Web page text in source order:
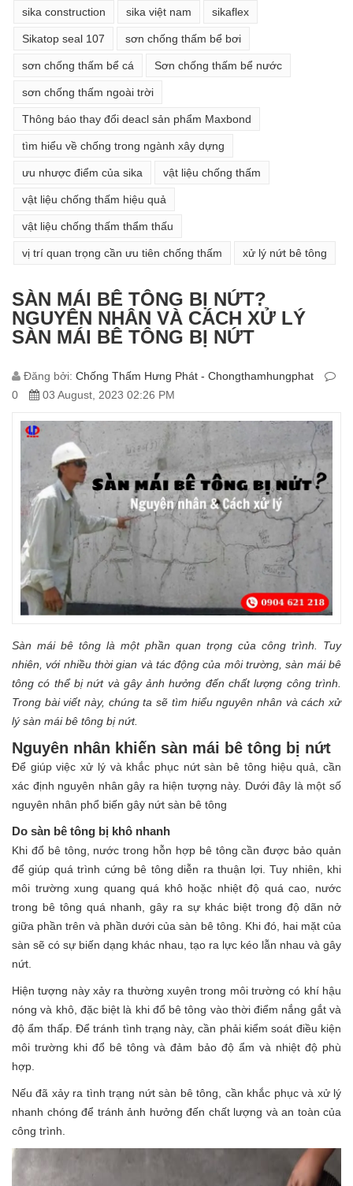
sika construction sika việt nam sikaflex
Sikatop seal 107 sơn chống thấm bể bơi
sơn chống thấm bể cá Sơn chống thấm bể nước
sơn chống thấm ngoài trời
Thông báo thay đổi deacl sản phẩm Maxbond
tìm hiểu về chống trong ngành xây dựng
ưu nhược điểm của sika vật liệu chống thấm
vật liệu chống thấm hiệu quả
vật liệu chống thấm thẩm thấu
vị trí quan trọng cần ưu tiên chống thấm xử lý nứt bê tông
SÀN MÁI BÊ TÔNG BỊ NỨT?
NGUYÊN NHÂN VÀ CÁCH XỬ LÝ
SÀN MÁI BÊ TÔNG BỊ NỨT
Đăng bởi: Chống Thấm Hưng Phát - Chongthamhungphat
0
03 August, 2023 02:26 PM
Sàn mái bê tông là một phần quan trọng của công trình. Tuy
nhiên, với nhiều thời gian và tác động của môi trường, sàn mái bê
tông có thể bị nứt và gây ảnh hưởng đến chất lượng công trình.
Trong bài viết này, chúng ta sẽ tìm hiểu nguyên nhân và cách xử
lý sàn mái bê tông bị nứt.
Nguyên nhân khiến sàn mái bê tông bị nứt
Để giúp việc xử lý và khắc phục nứt sàn bê tông hiệu quả, cần
xác định nguyên nhân gây ra hiện tượng này. Dưới đây là một số
nguyên nhân phổ biến gây nứt sàn bê tông
Do sàn bê tông bị khô nhanh
Khi đổ bê tông, nước trong hỗn hợp bê tông cần được bảo quản
để giúp quá trình cứng bê tông diễn ra thuận lợi. Tuy nhiên, khi
môi trường xung quang quá khô hoặc nhiệt độ quá cao, nước
trong bê tông quá nhanh, gây ra sự khác biệt trong độ dãn nở
giữa phần trên và phần dưới của sàn bê tông. Khi đó, hai mặt của
sàn sẽ có sự biến dạng khác nhau, tạo ra lực kéo lẫn nhau và gây
nứt.
Hiện tượng này xảy ra thường xuyên trong môi trường có khí hậu
nóng và khô, đặc biệt là khi đổ bê tông vào thời điểm nắng gắt và
độ ẩm thấp. Để tránh tình trạng này, cần phải kiểm soát điều kiện
môi trường khi đổ bê tông và đảm bảo độ ẩm và nhiệt độ phù
hợp.
Nếu đã xảy ra tình trạng nứt sàn bê tông, cần khắc phục và xử lý
nhanh chóng để tránh ảnh hưởng đến chất lượng và an toàn của
công trình.